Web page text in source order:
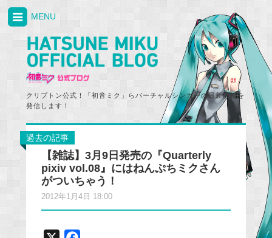
クリプトン公式！「初音ミク」らバーチャルシンガーの最新情報を
発信します！
MENU
過去の記事
【雑誌】3月9日発売の『Quarterly
pixiv vol.08』にはねんぷちミクさん
がついちゃう！
2012年1月4日 18:00